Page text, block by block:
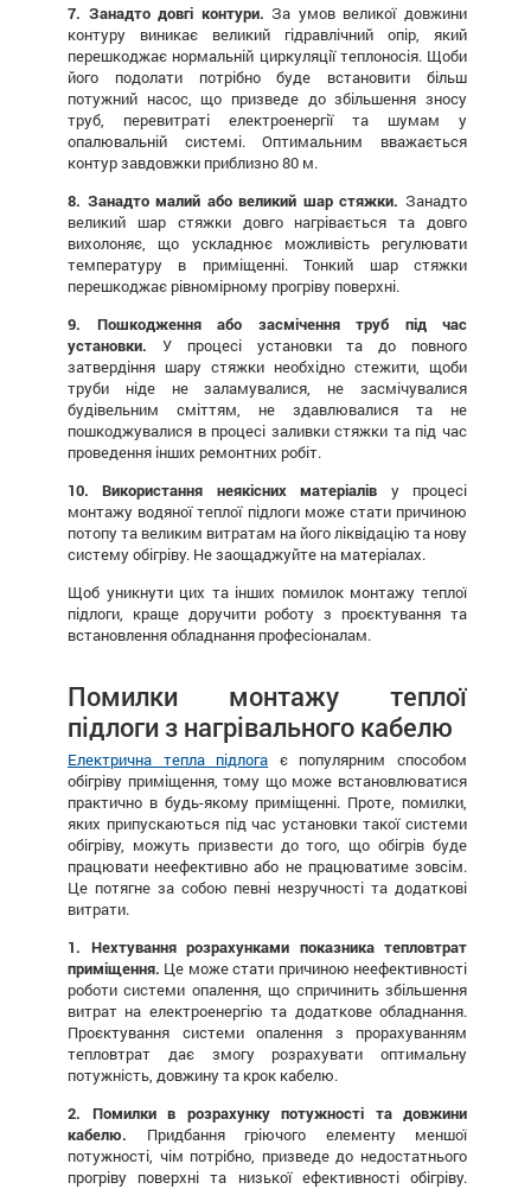
7. Занадто довгі контури. За умов великої довжини
контуру виникає великий гідравлічний опір, який
перешкоджає нормальній циркуляції теплоносія. Щоби
його подолати потрібно буде встановити більш
потужний насос, що призведе до збільшення зносу
труб, перевитраті електроенергії та шумам у
опалювальній системі. Оптимальним вважається
контур завдовжки приблизно 80 м.
8. Занадто малий або великий шар стяжки. Занадто
великий шар стяжки довго нагрівається та довго
вихолоняє, що ускладнює можливість регулювати
температуру в приміщенні. Тонкий шар стяжки
перешкоджає рівномірному прогріву поверхні.
9. Пошкодження або засмічення труб під час
установки. У процесі установки та до повного
затвердіння шару стяжки необхідно стежити, щоби
труби ніде не заламувалися, не засмічувалися
будівельним сміттям, не здавлювалися та не
пошкоджувалися в процесі заливки стяжки та під час
проведення інших ремонтних робіт.
10. Використання неякісних матеріалів у процесі
монтажу водяної теплої підлоги може стати причиною
потопу та великим витратам на його ліквідацію та нову
систему обігріву. Не заощаджуйте на матеріалах.
Щоб уникнути цих та інших помилок монтажу теплої
підлоги, краще доручити роботу з проєктування та
встановлення обладнання професіоналам.
Помилки монтажу теплої
підлоги з нагрівального кабелю
Електрична тепла підлога є популярним способом
обігріву приміщення, тому що може встановлюватися
практично в будь-якому приміщенні. Проте, помилки,
яких припускаються під час установки такої системи
обігріву, можуть призвести до того, що обігрів буде
працювати неефективно або не працюватиме зовсім.
Це потягне за собою певні незручності та додаткові
витрати.
1. Нехтування розрахунками показника тепловтрат
приміщення. Це може стати причиною неефективності
роботи системи опалення, що спричинить збільшення
витрат на електроенергію та додаткове обладнання.
Проєктування системи опалення з прорахуванням
тепловтрат дає змогу розрахувати оптимальну
потужність, довжину та крок кабелю.
2.
Помилки в розрахунку потужності та довжини
кабелю. Придбання гріючого елементу меншої
потужності, чім потрібно, призведе до недостатнього
прогріву поверхні та низької ефективності обігріву.